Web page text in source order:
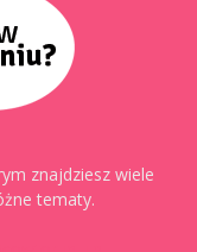
znajdziesz wiele
tematy.